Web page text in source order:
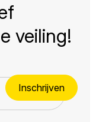
veiling!
Inschrijven